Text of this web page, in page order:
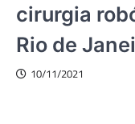
cirurgia
Rio de
10/11/2021